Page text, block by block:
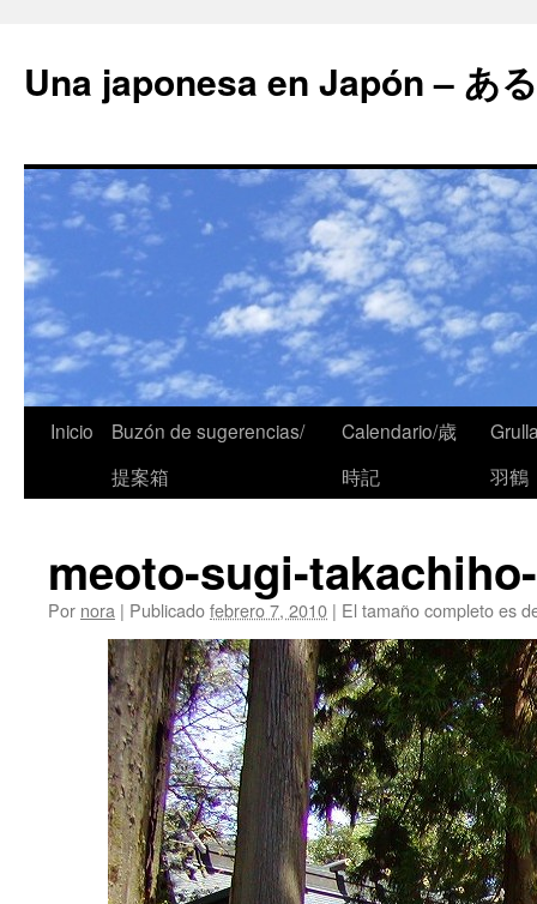
Una japonesa en Japón – あ
Inicio
Buzón de sugerencias/
提案箱
Calendario/歳
時記
羽鶴
meoto-sugi-
Por nora | Publicadofebrero 7, 2010 | El tamaño completo es